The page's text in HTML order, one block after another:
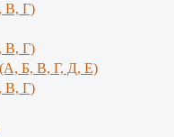
В, Г)
В, Г)
Б, В, Г, Д, Е)
В, Г)